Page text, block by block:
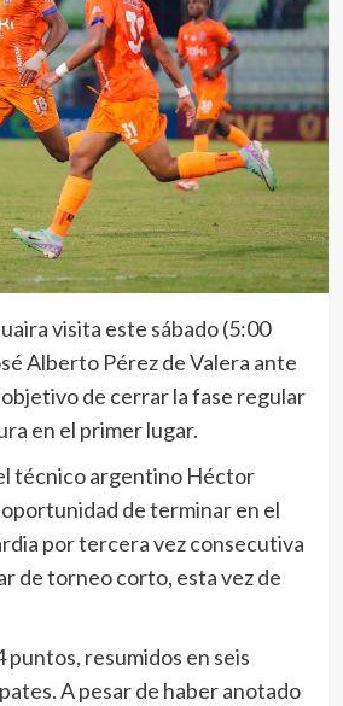
visita este sábado (5:00
Alberto Pérez de Valera ante
de cerrar la fase regular
en el primer lugar.
técnico argentino Héctor
de terminar en el
por tercera vez consecutiva
de torneo corto, esta vez de
puntos, resumidos en seis
A pesar de haber anotado